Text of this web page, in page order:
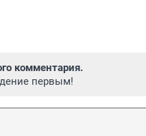
комментария.
первым!